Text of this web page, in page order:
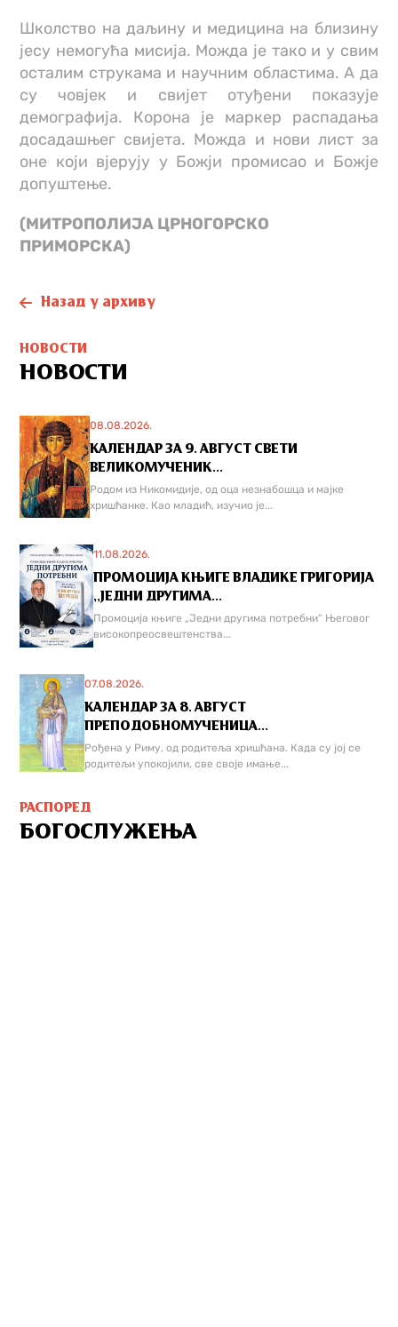
Школство на даљину и медицина на близину
јесу немогућа мисија. Можда је тако и у свим
осталим струкама и научним областима. А да
су човјек и свијет отуђени показује
демографија. Корона је маркер распадања
досадашњег свијета. Можда и нови лист за
оне који вјерују у Божји промисао и Божје
допуштење.
(МИТРОПОЛИЈА ЦРНОГОРСКО
ПРИМОРСКА)
Назад у архиву
НОВОСТИ
НОВОСТИ
08.08.2026.
КАЛЕНДАР ЗА 9. АВГУСТ СВЕТИ
ВЕЛИКОМУЧЕНИК...
Родом из Никомидије, од оца незнабошца и мајке
хришћанке. Као младић, изучио је...
11.08.2026.
ПРОМОЦИЈА КЊИГЕ ВЛАДИКЕ ГРИГОРИЈА
,,ЈЕДНИ ДРУГИМА...
Промоција књиге „Једни другима потребни“ Његовог
високопреосвештенства...
07.08.2026.
КАЛЕНДАР ЗА 8. АВГУСТ
ПРЕПОДОБНОМУЧЕНИЦА...
Рођена у Риму, од родитеља хришћана. Када су јој се
родитељи упокојили, све своје имање...
РАСПОРЕД
БОГОСЛУЖЕЊА